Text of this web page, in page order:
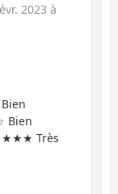
2023 à
Très